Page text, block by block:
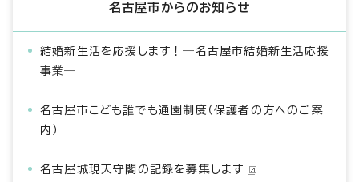
名古屋市からのお知らせ
結婚新生活を応援します！―名古屋市結婚新生活応援
事業―
名古屋市こども誰でも通園制度（保護者の方へのご案
内）
名古屋城現天守閣の記録を募集します